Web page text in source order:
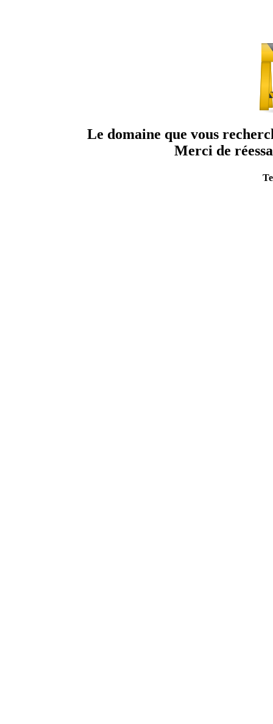
Le domaine que vous
Merci de